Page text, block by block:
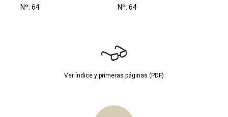
Nº: 64
Nº: 64
Ver índice y primeras páginas (PDF)